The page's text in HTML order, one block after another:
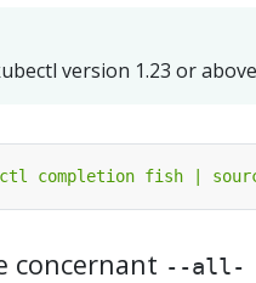
version 1.23 or
completion fish |
concernant --all-